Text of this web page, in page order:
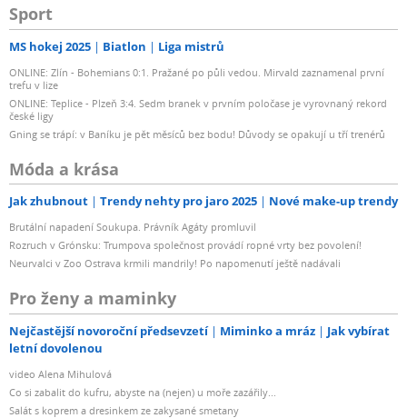
Sport
MS hokej 2025 Biatlon Liga mistrů
ONLINE: Zlín - Bohemians 0:1. Pražané po půli vedou. Mirvald zaznamenal první
trefu v lize
ONLINE: Teplice - Plzeň 3:4. Sedm branek v prvním poločase je vyrovnaný rekord
české ligy
Gning se trápí: v Baníku je pět měsíců bez bodu! Důvody se opakují u tří trenérů
Móda a krása
Jak zhubnout Trendy nehty pro jaro 2025 Nové make-up trendy
Brutální napadení Soukupa. Právník Agáty promluvil
Rozruch v Grónsku: Trumpova společnost provádí ropné vrty bez povolení!
Neurvalci v Zoo Ostrava krmili mandrily! Po napomenutí ještě nadávali
Pro ženy a maminky
Nejčastější novoroční předsevzetí Miminko a mráz
Jak vybírat
letní dovolenou
video Alena Mihulová
Co si zabalit do kufru, abyste na (nejen) u moře zazářily...
Salát s koprem a dresinkem ze zakysané smetany